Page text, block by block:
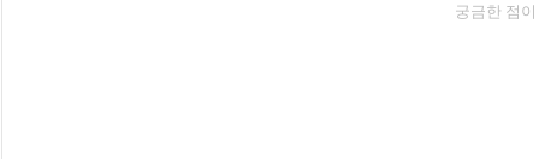
궁금한 점